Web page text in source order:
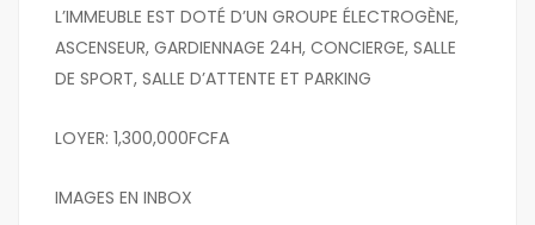
L’IMMEUBLE EST DOTÉ D’UN GROUPE ÉLECTROGÈNE,
ASCENSEUR, GARDIENNAGE 24H, CONCIERGE, SALLE
DE SPORT, SALLE D’ATTENTE ET PARKING
LOYER: 1,300,000FCFA
IMAGES EN INBOX